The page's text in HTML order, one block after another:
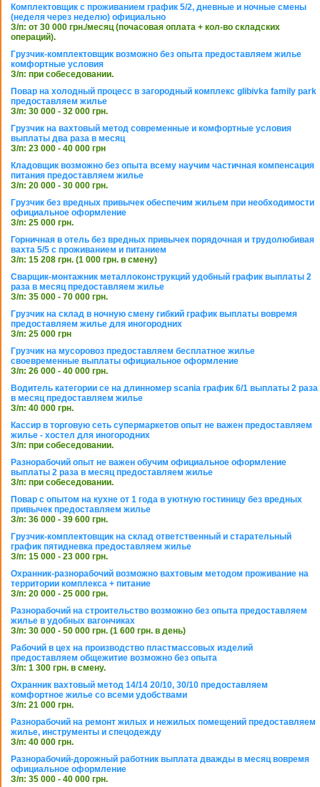
Комплектовщик с проживанием график 5/2, дневные и ночные смены
(неделя через неделю) официально
З/п: от 30 000 грн./месяц (почасовая оплата + кол-во складских
операций).
Грузчик-комплектовщик возможно без опыта предоставляем жилье
комфортные условия
З/п: при собеседовании.
Повар на холодный процесс в загородный комплекс glibivka family park
предоставляем жилье
З/п: 30 000 - 32 000 грн.
Грузчик на вахтовый метод современные и комфортные условия
выплаты два раза в месяц
З/п: 23 000 - 40 000 грн
Кладовщик возможно без опыта всему научим частичная компенсация
питания предоставляем жилье
З/п: 20 000 - 30 000 грн.
Грузчик без вредных привычек обеспечим жильем при необходимости
официальное оформление
З/п: 25 000 грн.
Горничная в отель без вредных привычек порядочная и трудолюбивая
вахта 5/5 с проживанием и питанием
З/п: 15 208 грн. (1 000 грн. в смену)
Сварщик-монтажник металлоконструкций удобный график выплаты 2
раза в месяц предоставляем жилье
З/п: 35 000 - 70 000 грн.
Грузчик на склад в ночную смену гибкий график выплаты вовремя
предоставляем жилье для иногородних
З/п: 25 000 грн
Грузчик на мусоровоз предоставляем бесплатное жилье
своевременные выплаты официальное оформление
З/п: 26 000 - 40 000 грн.
Водитель категории се на длинномер scania график 6/1 выплаты 2 раза
в месяц предоставляем жилье
З/п: 40 000 грн.
Кассир в торговую сеть супермаркетов опыт не важен предоставляем
жилье - хостел для иногородних
З/п: при собеседовании.
Разнорабочий опыт не важен обучим официальное оформление
выплаты 2 раза в месяц предоставляем жилье
З/п: при собеседовании.
Повар с опытом на кухне от 1 года в уютную гостиницу без вредных
привычек предоставляем жилье
З/п: 36 000 - 39 600 грн.
Грузчик-комплектовщик на склад ответственный и старательный
график пятидневка предоставляем жилье
З/п: 15 000 - 23 000 грн.
Охранник-разнорабочий возможно вахтовым методом проживание на
территории комплекса + питание
З/п: 20 000 - 25 000 грн.
Разнорабочий на строительство возможно без опыта предоставляем
жилье в удобных вагончиках
З/п: 30 000 - 50 000 грн. (1 600 грн. в день)
Рабочий в цех на производство пластмассовых изделий
предоставляем общежитие возможно без опыта
З/п: 1 300 грн. в смену.
Охранник вахтовый метод 14/14 20/10, 30/10 предоставляем
комфортное жилье со всеми удобствами
З/п: 21 000 грн.
Разнорабочий на ремонт жилых и нежилых помещений предоставляем
жилье, инструменты и спецодежду
З/п: 40 000 грн.
Разнорабочий-дорожный работник выплата дважды в месяц вовремя
официальное оформление
З/п: 35 000 - 40 000 грн.